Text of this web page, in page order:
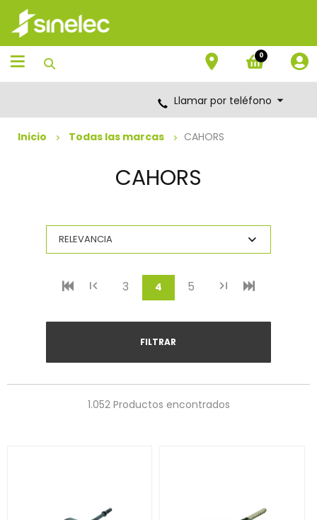
Saltar
contenido
Saltar
menú
de
navegación
0
Llamar por teléfono
Inicio Todas las marcas CAHORS
CAHORS
3 4(current)
5
FILTRAR
1.052 Productos encontrados